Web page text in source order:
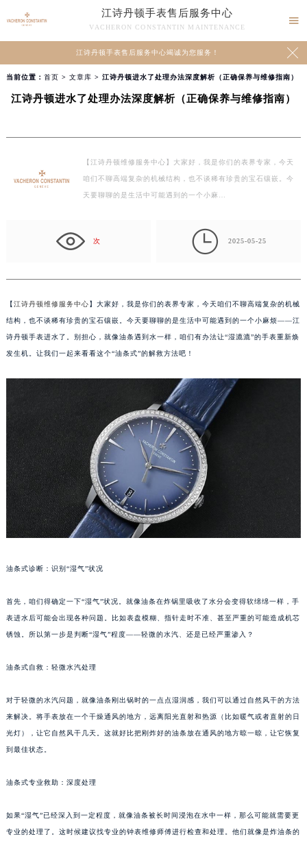
江诗丹顿手表售后服务中心
VACHERON CONSTANTIN MAINTENANCE

江诗丹顿手表售后服务中心竭诚为您服务！ 
当前位置： 首页 > 文章库 > 江诗丹顿进水了处理办法深度解析（正确保养与维修指南）
江诗丹顿进水了处理办法深度解析（正确保养与维修指南）
【江诗丹顿维修服务中心】大家好，我是你们的表界专家，今天
咱们不聊高端复杂的机械结构，也不谈稀有珍贵的宝石镶嵌。今
天要聊聊的是生活中可能遇到的一个小麻…
次  2025-05-25
【江诗丹顿维修服务中心】大家好，我是你们的表界专家，今天咱们不聊高端复杂的机械
结构，也不谈稀有珍贵的宝石镶嵌。今天要聊聊的是生活中可能遇到的一个小麻烦——江
诗丹顿手表进水了。别担心，就像油条遇到水一样，咱们有办法让“湿漉漉”的手表重新焕
发生机。让我们一起来看看这个“油条式”的解救方法吧！
油条式诊断：识别“湿气”状况
首先，咱们得确定一下“湿气”状况。就像油条在炸锅里吸收了水分会变得软绵绵一样，手
表进水后可能会出现各种问题。比如表盘模糊、指针走时不准、甚至严重的可能造成机芯
锈蚀。所以第一步是判断“湿气”程度——轻微的水汽、还是已经严重渗入？
油条式自救：轻微水汽处理
对于轻微的水汽问题，就像油条刚出锅时的一点点湿润感，我们可以通过自然风干的方法
来解决。将手表放在一个干燥通风的地方，远离阳光直射和热源（比如暖气或者直射的日
光灯），让它自然风干几天。这就好比把刚炸好的油条放在通风的地方晾一晾，让它恢复
到最佳状态。
油条式专业救助：深度处理
如果“湿气”已经深入到一定程度，就像油条被长时间浸泡在水中一样，那么可能就需要更
专业的处理了。这时候建议找专业的钟表维修师傅进行检查和处理。他们就像是炸油条的